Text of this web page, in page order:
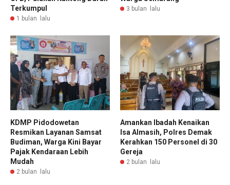
Terkumpul
1 bulan lalu
3 bulan lalu
KDMP Pidodowetan
Resmikan Layanan Samsat
Budiman, Warga Kini Bayar
Pajak Kendaraan Lebih
Mudah
2 bulan lalu
Amankan Ibadah Kenaikan
Isa Almasih, Polres Demak
Kerahkan 150 Personel di 30
Gereja
2 bulan lalu